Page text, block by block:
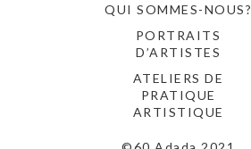
QUI SOMMES-NOUS?
PORTRAITS
D’ARTISTES
ATELIERS DE
PRATIQUE
ARTISTIQUE